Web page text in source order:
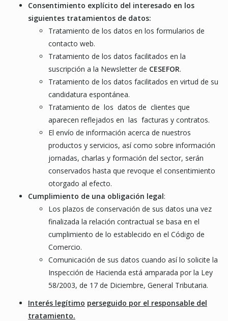
Consentimiento explícito del interesado en los
siguientes tratamientos de datos:
Tratamiento de los datos en los formularios de
contacto web.
Tratamiento de los datos facilitados en la
suscripción a la Newsletter de CESEFOR.
Tratamiento de los datos facilitados en virtud de su
candidatura espontánea.
Tratamiento de los datos de clientes que
aparecen reflejados en las facturas y contratos.
El envío de información acerca de nuestros
productos y servicios, así como sobre información
jornadas, charlas y formación del sector, serán
conservados hasta que revoque el consentimiento
otorgado al efecto.
Cumplimiento de una obligación legal:
Los plazos de conservación de sus datos una vez
finalizada la relación contractual se basa en el
cumplimiento de lo establecido en el Código de
Comercio.
Comunicación de sus datos cuando así lo solicite la
Inspección de Hacienda está amparada por la Ley
58/2003, de 17 de Diciembre, General Tributaria.
Interés legítimo perseguido por el responsable del
tratamiento.